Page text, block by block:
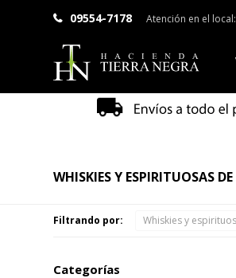
09554-7178 Atención en el
WHISKIES Y ESPIRITUOSAS
Filtrando por: Whiskies y
Categorías